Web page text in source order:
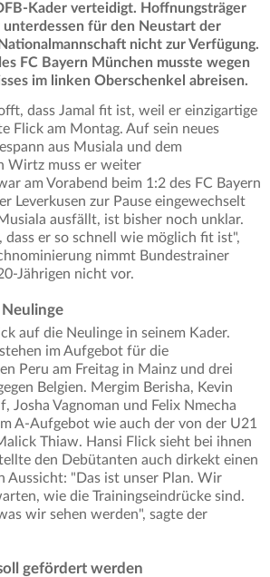
Kader verteidigt. Hoffnungsträger
unterdessen für den Neustart der
nicht zur Verfügung.
FC Bayern München musste wegen
im linken Oberschenkel abreisen.
dass Jamal fit ist, weil er einzigartige
Flick am Montag. Auf sein neues
aus Musiala und dem
Wirtz muss er weiter
am Vorabend beim 1:2 des FC Bayern
Leverkusen zur Pause eingewechselt
ausfällt, ist bisher noch unklar.
er so schnell wie möglich fit ist",
nimmt Bundestrainer
Jährigen nicht vor.
auf die Neulinge in seinem Kader.
im Aufgebot für die
Peru am Freitag in Mainz und drei
Belgien. Mergim Berisha, Kevin
Josha Vagnoman und Felix Nmecha
A-Aufgebot wie auch der von der U21
Thiaw. Hansi Flick sieht bei ihnen
den Debütanten auch dirkekt einen
Aussicht: "Das ist unser Plan. Wir
wie die Trainingseindrücke sind.
wir sehen werden", sagte der
gefördert werden